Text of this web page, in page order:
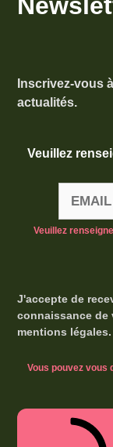
Inscrivez-vous
actualités.
Veuillez
Veuillez
J'accepte de
connaissance
mentions légales.
Vous pouvez vous